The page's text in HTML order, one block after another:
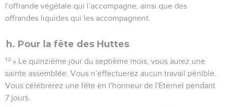
l'offrande végétale qui l’accompagne, ainsi que des
offrandes liquides qui les accompagnent.
h. Pour la fête des Huttes
12 » Le quinzième jour du septième mois, vous aurez une
sainte assemblée. Vous n’effectuerez aucun travail pénible.
Vous célébrerez une fête en l'honneur de l'Eternel pendant
7 jours.